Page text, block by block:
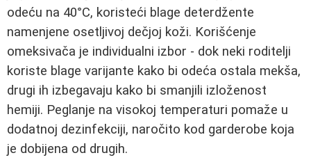
odeću na 40°C, koristeći blage deterdžente
namenjene osetljivoj dečjoj koži. Korišćenje
omeksivača je individualni izbor - dok neki roditelji
koriste blage varijante kako bi odeća ostala mekša,
drugi ih izbegavaju kako bi smanjili izloženost
hemiji. Peglanje na visokoj temperaturi pomaže u
dodatnoj dezinfekciji, naročito kod garderobe koja
je dobijena od drugih.